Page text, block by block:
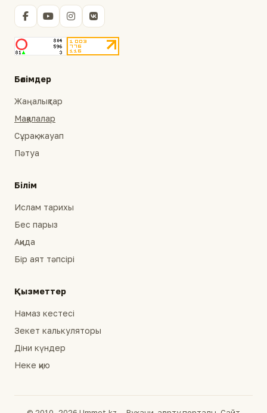
Бөлімдер
Жаңалықтар
Мақалалар
Сұрақ-жауап
Пәтуа
Білім
Ислам тарихы
Бес парыз
Ақида
Бір аят тәпсірі
Қызметтер
Намаз кестесі
Зекет калькуляторы
Діни күндер
Неке қию